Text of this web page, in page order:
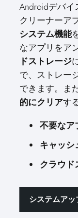
Androidデバイ
クリーナーア
システム機能
なアプリをア
ドストレージ
で、ストレー
できます。ま
的にクリアす
不要なア
キャッシ
クラウド
システムア